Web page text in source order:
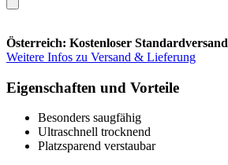
Österreich: Kostenloser Standardversand
Weitere Infos zu Versand & Lieferung
Eigenschaften und Vorteile
Besonders saugfähig
Ultraschnell trocknend
Platzsparend verstaubar